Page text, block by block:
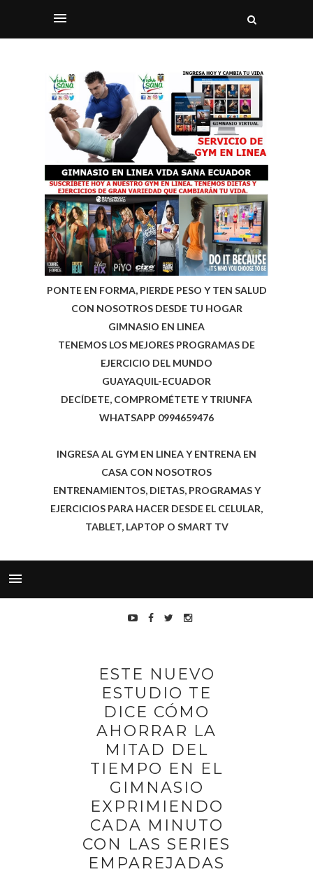
PONTE EN FORMA, PIERDE PESO Y TEN SALUD
CON NOSOTROS DESDE TU HOGAR
GIMNASIO EN LINEA
TENEMOS LOS MEJORES PROGRAMAS DE
EJERCICIO DEL MUNDO
GUAYAQUIL-ECUADOR
DECÍDETE, COMPROMÉTETE Y TRIUNFA
WHATSAPP 0994659476
INGRESA AL GYM EN LINEA Y ENTRENA EN
CASA CON NOSOTROS
ENTRENAMIENTOS, DIETAS, PROGRAMAS Y
EJERCICIOS PARA HACER DESDE EL CELULAR,
TABLET, LAPTOP O SMART TV
ESTE NUEVO
ESTUDIO TE
DICE CÓMO
AHORRAR LA
MITAD DEL
TIEMPO EN EL
GIMNASIO
EXPRIMIENDO
CADA MINUTO
CON LAS SERIES
EMPAREJADAS